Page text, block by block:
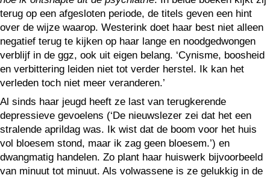
terug op een afgesloten periode, de titels geven een hint
over de wijze waarop. Westerink doet haar best niet alleen
negatief terug te kijken op haar lange en noodgedwongen
verblijf in de ggz, ook uit eigen belang. ‘Cynisme, boosheid
en verbittering leiden niet tot verder herstel. Ik kan het
verleden toch niet meer veranderen.’
Al sinds haar jeugd heeft ze last van terugkerende
depressieve gevoelens (‘De nieuwslezer zei dat het een
stralende aprildag was. Ik wist dat de boom voor het huis
vol bloesem stond, maar ik zag geen bloesem.’) en
dwangmatig handelen. Zo plant haar huiswerk bijvoorbeeld
van minuut tot minuut. Als volwassene is ze gelukkig in de